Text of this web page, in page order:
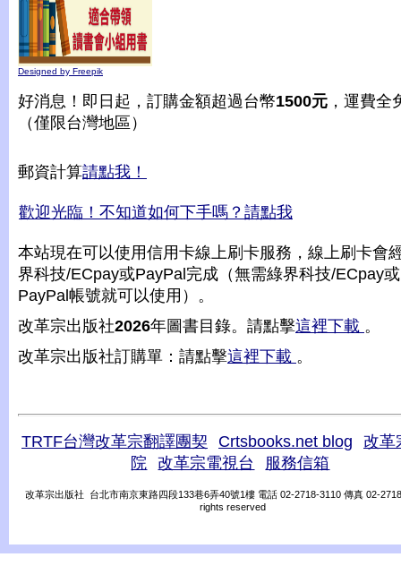
Designed by Freepik
好消息！即日起，訂購金額超過台幣1500元 ，運費全
（僅限台灣地區）
郵資計算請點我！
歡迎光臨！不知道如何下手嗎？請點我
本站現在可以使用信用卡線上刷卡服務，線上刷卡會
界科技/ECpay或PayPal完成（無需綠界科技/ECpay或
PayPal帳號就可以使用）。
改革宗出版社2026年圖書目錄。請點擊這裡下載 。
改革宗出版社訂購單：請點擊這裡下載 。
TRTF台灣改革宗翻譯團契 Crtsbooks.net blog
改革
院
改革宗電視台 服務信箱
改革宗出版社 台北市南京東路四段133巷6弄40號1樓 電話 02-2718-3110 傳真 02-
rights reserved